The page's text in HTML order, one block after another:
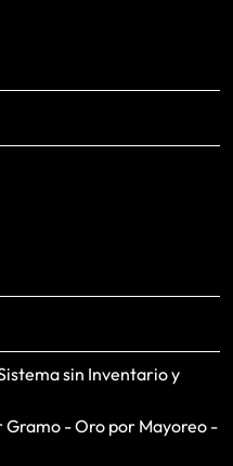
sin Inventario y
Gramo - Oro por Mayoreo -